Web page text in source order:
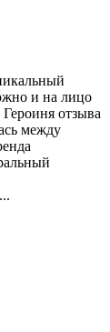
и на лицо
отзыва
между